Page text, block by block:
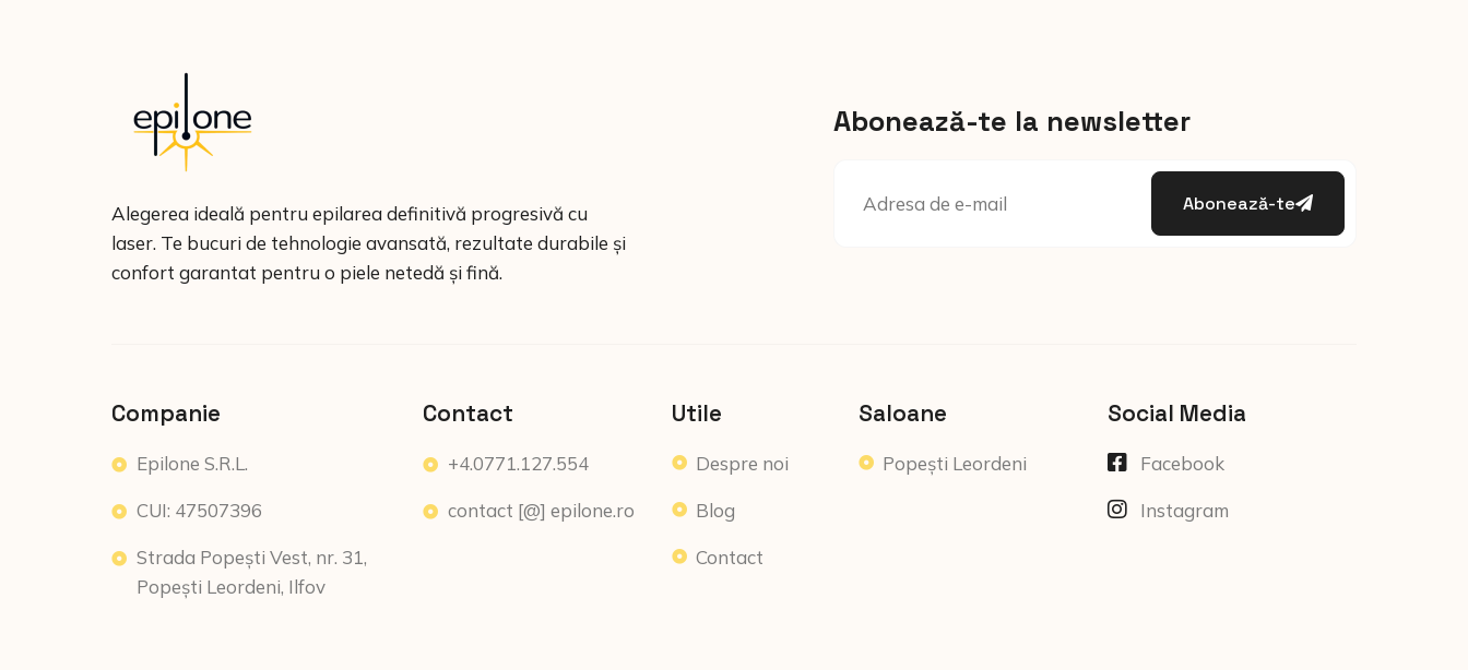
Alegerea ideală pentru epilarea definitivă progresivă cu
laser. Te bucuri de tehnologie avansată, rezultate durabile și
confort garantat pentru o piele netedă și fină.
Abonează-te la newsletter
Abonează-te
Companie
Epilone S.R.L.
CUI: 47507396
Strada Popești Vest, nr. 31,
Popești Leordeni, Ilfov
Contact
+4.0771.127.554
contact [@] epilone.ro
Utile
Despre noi
Blog
Contact
Saloane
Popești Leordeni
Social Media
Facebook
Instagram